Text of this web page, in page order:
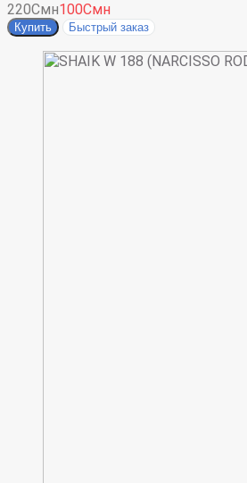
220Смн100Смн
Купить Быстрый заказ